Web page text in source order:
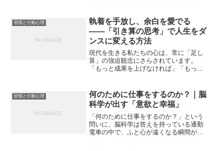
したのが「情報発信」という選択肢でし
た。「自分の経験を発信す...
習慣と行動心理
執着を手放し、余白を愛でる
――「引き算の思考」で人生をダ
ンスに変える方法
現代を生きる私たちの心は、常に「足し
算」の強迫観念にさらされています。
「もっと成果を上げなければ」「もっと
は、私たちを「ラットレース」へと駆り
立て、いつの間にか「今この...
習慣と行動心理
何のために仕事をするのか？｜脳
科学が出す「意欲と幸福」
「何のために仕事をするのか？」という
問いに、脳科学は答えを持っている通勤
電車の中で、ふと心が遠くなる瞬間があ